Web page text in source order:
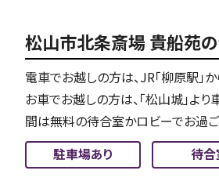
松山市北条斎場 貴船苑
電車でお越しの方は、JR「柳原駅」
お車でお越しの方は、「松山城」よ
間は無料の待合室かロビーでお過ご
駐車場あり
待